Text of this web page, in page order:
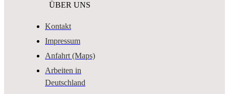
ÜBER UNS
Kontakt
Impressum
Anfahrt (Maps)
Arbeiten in
Deutschland